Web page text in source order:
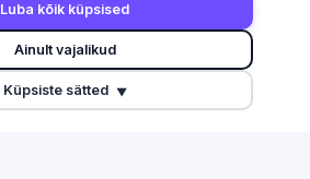
Harju maakond
Tartu maakond
Pärnu maakond
Luba kõik küpsised
Ainult vajalikud
Küpsiste sätted ▼